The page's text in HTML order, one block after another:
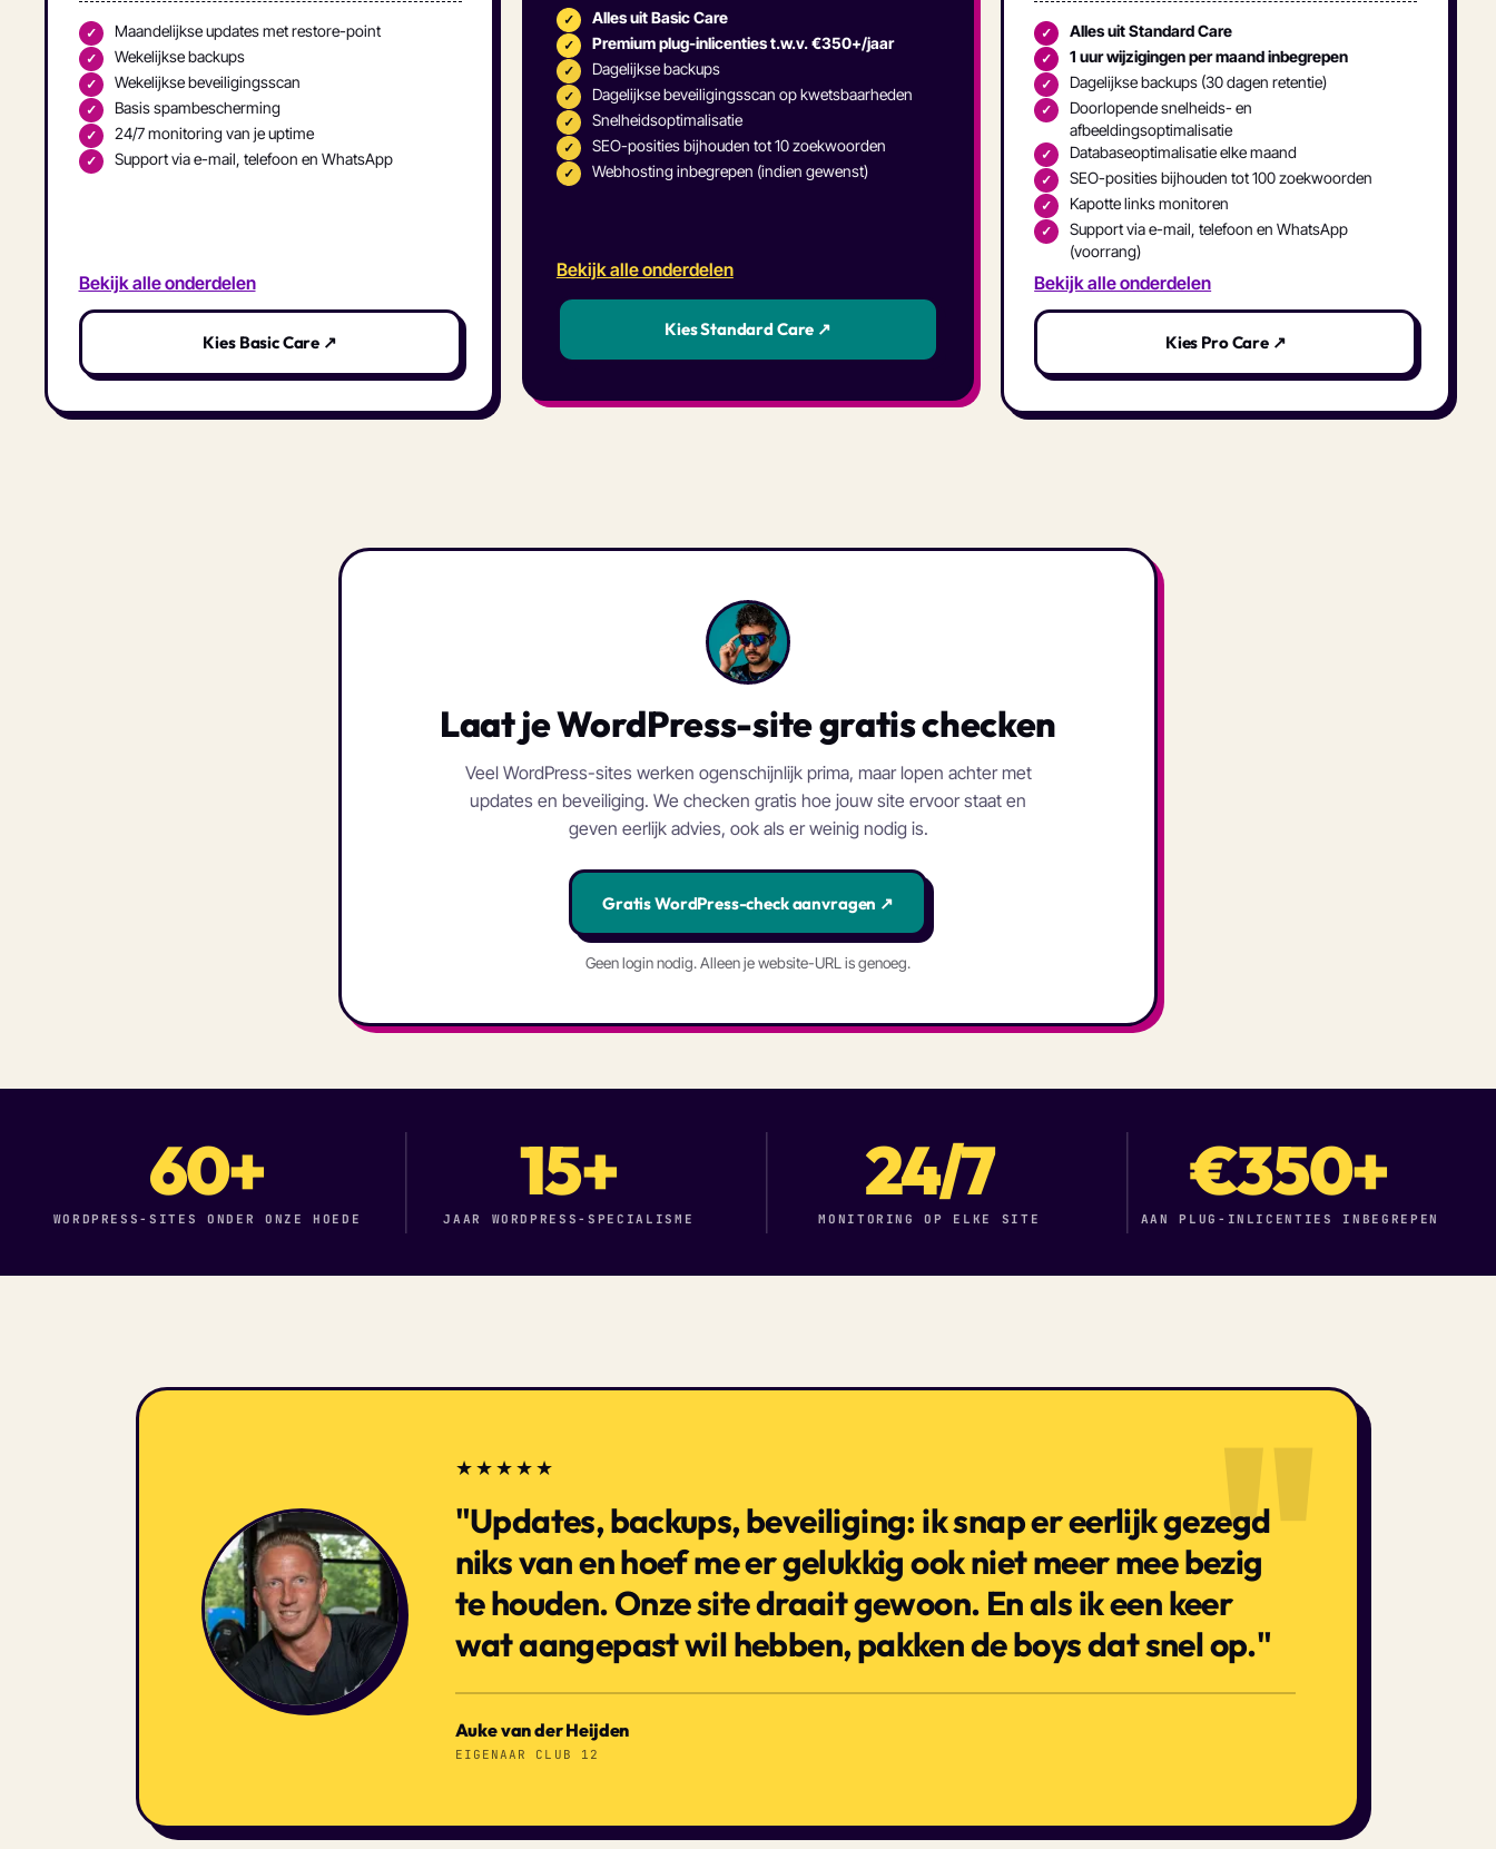
✓ Maandelijkse updates met restore-point
✓ Wekelijkse backups
✓ Wekelijkse beveiligingsscan
✓ Basis spambescherming
✓ 24/7 monitoring van je uptime
✓ Support via e-mail, telefoon en WhatsApp
Bekijk alle onderdelen
Kies Basic Care ↗
✓ Alles uit Basic Care
✓ Premium plug-inlicenties t.w.v. €350+/jaar
✓ Dagelijkse backups
✓ Dagelijkse beveiligingsscan op kwetsbaarheden
✓ Snelheidsoptimalisatie
✓ SEO-posities bijhouden tot 10 zoekwoorden
✓ Webhosting inbegrepen (indien gewenst)
Bekijk alle onderdelen
Kies Standard Care ↗
✓ Alles uit Standard Care
✓ 1 uur wijzigingen per maand inbegrepen
✓ Dagelijkse backups (30 dagen retentie)
✓
Doorlopende snelheids- en
afbeeldingsoptimalisatie
✓ Databaseoptimalisatie elke maand
✓ SEO-posities bijhouden tot 100 zoekwoorden
✓ Kapotte links monitoren
✓
Support via e-mail, telefoon en WhatsApp
(voorrang)
Bekijk alle onderdelen
Kies Pro Care ↗
Laat je WordPress-site gratis checken
Veel WordPress-sites werken ogenschijnlijk prima, maar lopen achter met
updates en beveiliging. We checken gratis hoe jouw site ervoor staat en
geven eerlijk advies, ook als er weinig nodig is.
Gratis WordPress-check aanvragen ↗
Geen login nodig. Alleen je website-URL is genoeg.
60+
WORDPRESS-SITES ONDER ONZE HOEDE
15+
JAAR WORDPRESS-SPECIALISME
24/7
MONITORING OP ELKE SITE
€350+
AAN PLUG-INLICENTIES INBEGREPEN
"
★★★★★
"Updates, backups, beveiliging: ik snap er eerlijk gezegd
niks van en hoef me er gelukkig ook niet meer mee bezig
te houden. Onze site draait gewoon. En als ik een keer
wat aangepast wil hebben, pakken de boys dat snel op."
Auke van der Heijden
EIGENAAR CLUB 12